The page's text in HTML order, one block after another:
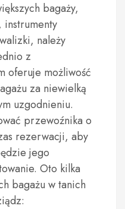
bagaży,
należy
z
oferuje możliwość
za niewielką
uzgodnieniu.
przewoźnika o
rezerwacji, aby
jego
Oto kilka
bagażu w tanich